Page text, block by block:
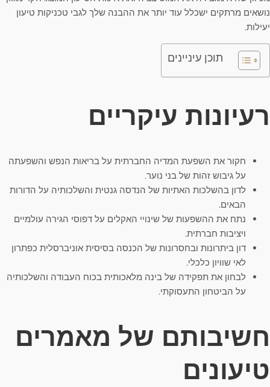
נושאים מרתקים ישכלל עוד יותר את ההבנה שלך לגבי טכניקות טיעון
יעילות.
תוכן עיניינים
רעיונות עיקריים
חקור את השפעת המדיה החברתית על בריאות הנפש והשפעתה
על גיבוש זהות של בני נוער.
לדון בהשלכות האתיות של הנדסה גנטית והשלכותיה על הדורות
הבאים.
נתח את ההשפעות של שינויי האקלים על דפוסי הגירה עולמיים
ויציבות חברתית.
דון ביתרונות ובחסרונות של הכנסה בסיסית אוניברסלית כפתרון
לאי שוויון כלכלי.
לבחון את תפקידה של בינה מלאכותית בכוח העבודה והשלכותיה
על הביטחון התעסוקתי.
חשיבותם של מאמרים
טיעונים